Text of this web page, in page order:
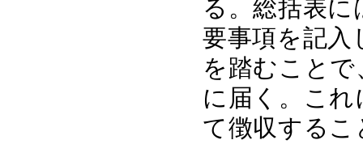
る。総括表
要事項を記入
を踏むこと
に届く。こ
て徴収する